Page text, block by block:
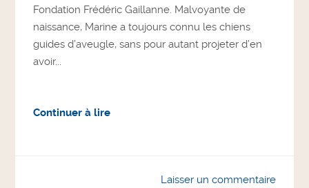
Fondation Frédéric Gaillanne. Malvoyante de
naissance, Marine a toujours connu les chiens
guides d’aveugle, sans pour autant projeter d’en
avoir...
Continuer à lire
Laisser un commentaire